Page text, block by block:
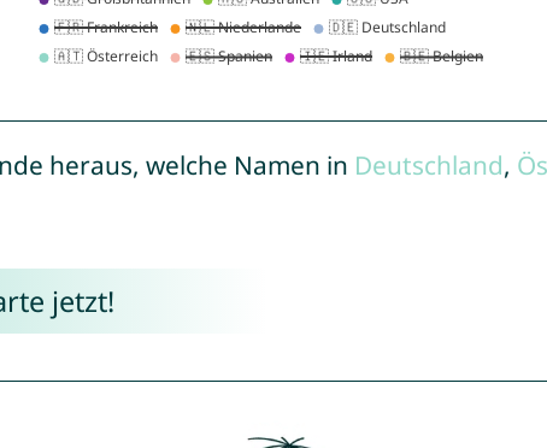
heraus, welche Namen in Deutschland,
jetzt!